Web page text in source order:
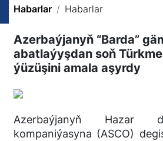
Habarlar Habarlar
Azerbaýjanyň “Barda”
abatlaýyşdan soň
ýüzüşini amala aşyrdy
Azerbaýjanyň Hazar
kompaniýasyna (ASCO)